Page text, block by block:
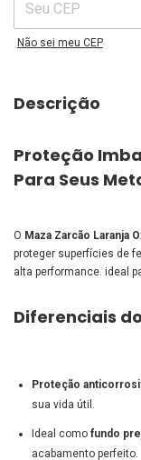
Não sei meu CEP
Descrição
Proteção
Para Seus
O Maza Zarcão Laranja
proteger superfícies de
alta performance. ideal
Diferenciais
Proteção
sua vida útil.
Ideal como fundo
acabamento perfeito.